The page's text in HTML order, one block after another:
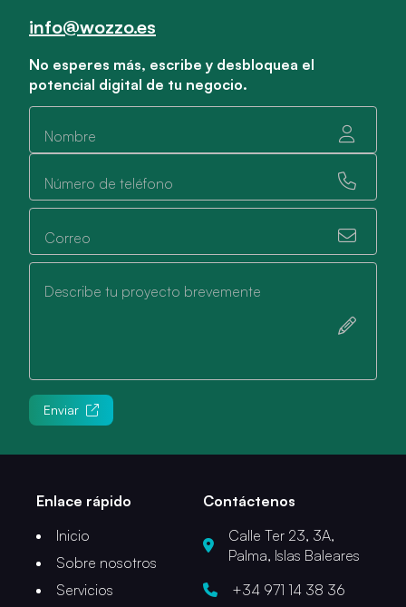
info@wozzo.es
No esperes más, escribe y desbloquea el
potencial digital de tu negocio.
Nombre
Número de teléfono
Correo
Describe tu proyecto brevemente
Enviar
Contáctenos
Calle Ter 23, 3A,
Palma, Islas Baleares
+34 971 14 38 36
Enlace rápido
Inicio
Sobre nosotros
Servicios